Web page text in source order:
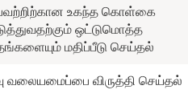
உகந்த கொள்கை
ஒட்டுமொத்த
மதிப்பீடு செய்தல்
வலையமைப்பை விருத்தி செய்தல்